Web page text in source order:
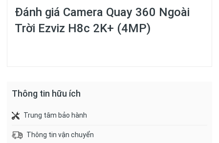
Đánh giá Camera Quay 360 Ngoài
Trời Ezviz H8c 2K+ (4MP)
Thông tin hữu ích
Trung tâm bảo hành
Thông tin vận chuyển